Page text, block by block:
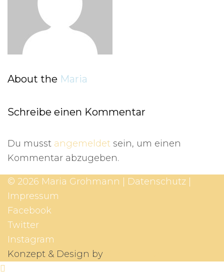
About the Maria
Schreibe einen Kommentar
Du musst angemeldet sein, um einen
Kommentar abzugeben.
© 2026 Maria Grohmann | Datenschutz
Impressum
Facebook
Twitter
Instagram
Konzept & Design by